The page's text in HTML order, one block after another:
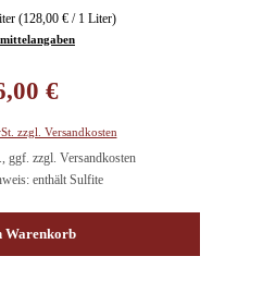
(128,00 € / 1 Liter)
€
zzgl. Versandkosten
zzgl. Versandkosten
enthält Sulfite
Warenkorb